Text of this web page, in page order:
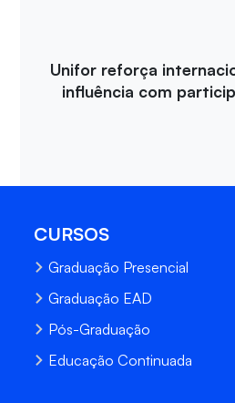
Unifor reforça
influência com
CURSOS
Graduação Presencial
Graduação EAD
Pós-Graduação
Educação Continuada